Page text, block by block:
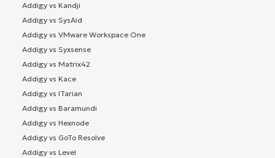
Addigy vs Kandji
Addigy vs SysAid
Addigy vs VMware Workspace One
Addigy vs Syxsense
Addigy vs Matrix42
Addigy vs Kace
Addigy vs ITarian
Addigy vs Baramundi
Addigy vs Hexnode
Addigy vs GoTo Resolve
Addigy vs Level